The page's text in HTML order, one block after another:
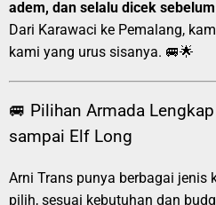
adem, dan selalu dicek
Dari Karawaci ke Pemalang,
kami yang urus sisanya. 🚐🌟
🚐 Pilihan Armada
sampai Elf Long
Arni Trans punya berbagai jenis
pilih, sesuai kebutuhan dan